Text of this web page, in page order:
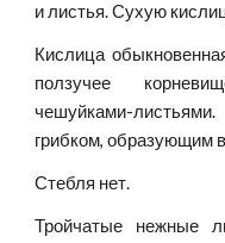
и листья. Сухую
Кислица
ползучее
чешуйками-
грибком, образующим
Стебля нет.
Тройчатые нежные